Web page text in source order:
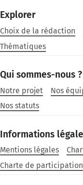
Explorer
Choix de la rédaction
Thématiques
Qui sommes-nous ?
Notre projet Nos
Nos statuts
Informations
Mentions légales
Charte de participation